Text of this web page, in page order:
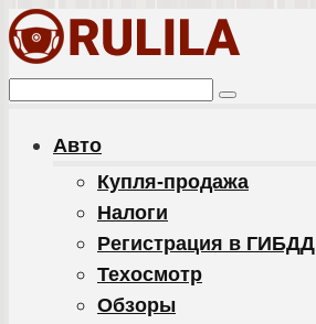
Перейти
к
контенту
Поиск:
Авто
Купля-продажа
Налоги
Регистрация в ГИБДД
Техосмотр
Обзоры